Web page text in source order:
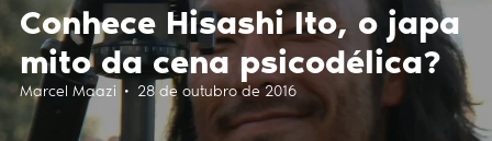
Conhece Hisashi Ito, o japa
mito da cena psicodélica?
Marcel Maazi • 28 de outubro de 2016